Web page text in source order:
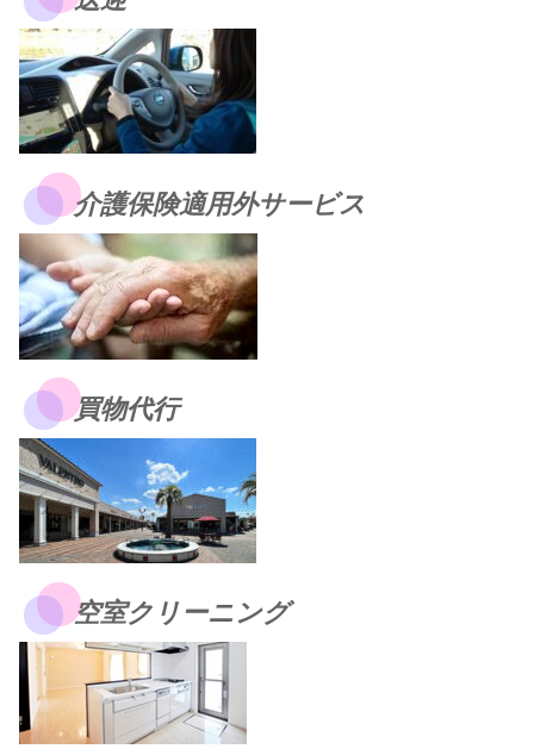
介護保険適用外サービス
買物代行
空室クリーニング